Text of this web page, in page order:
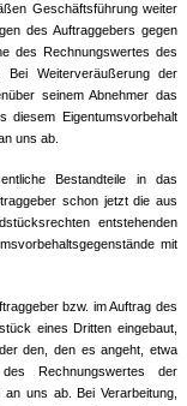
Geschäftsführung weiter
des Auftraggebers gegen
des Rechnungswertes des
Bei Weiterveräußerung der
seinem Abnehmer das
diesem Eigentumsvorbehalt
uns ab.
Bestandteile in das
schon jetzt die aus
entstehenden
mit
bzw. im Auftrag des
eines Dritten eingebaut,
den, den es angeht, etwa
Rechnungswertes der
uns ab. Bei Verarbeitung,